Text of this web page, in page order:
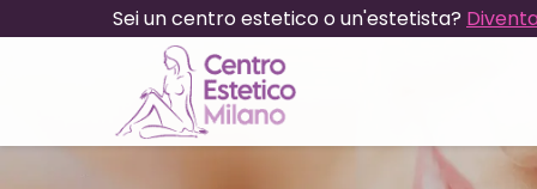
Sei un centro estetico o un'estetista?